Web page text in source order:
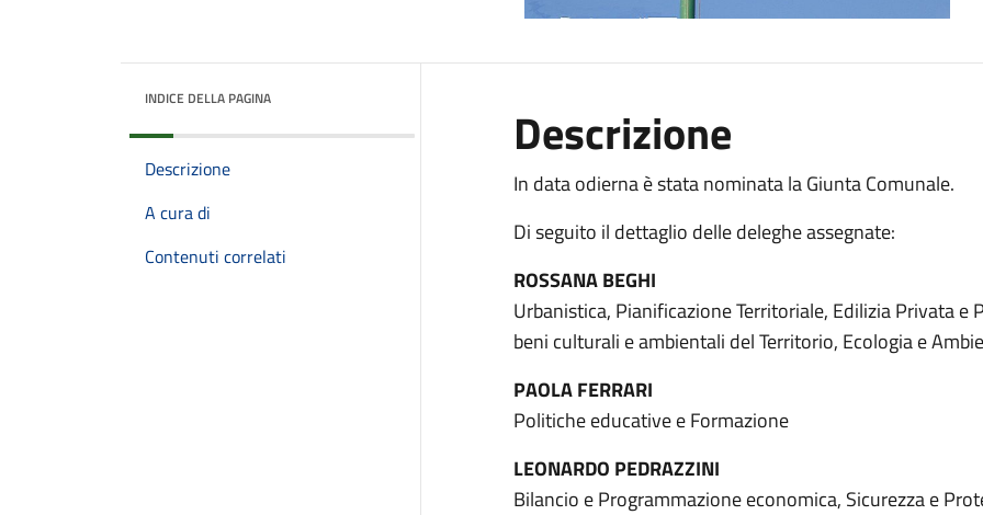
INDICE DELLA PAGINA
Descrizione
A cura di
Contenuti correlati
Descrizione
In data odierna è stata nominata la Giunta Comunale.
Di seguito il dettaglio delle deleghe assegnate:
ROSSANA BEGHI
Urbanistica, Pianificazione Territoriale, Edilizia Privata e
beni culturali e ambientali del Territorio, Ecologia e
PAOLA FERRARI
Politiche educative e Formazione
LEONARDO PEDRAZZINI
Bilancio e Programmazione economica, Sicurezza e